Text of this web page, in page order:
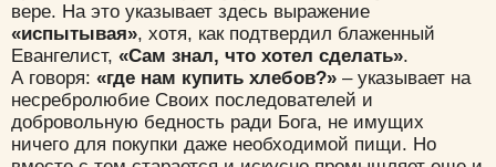
вере. На это указывает здесь выражение
«испытывая», хотя, как подтвердил блаженный
Евангелист, «Сам знал, что хотел сделать».
А говоря: «где нам купить хлебов?» – указывает на
несребролюбие Своих последователей и
добровольную бедность ради Бога, не имущих
ничего для покупки даже необходимой пищи. Но